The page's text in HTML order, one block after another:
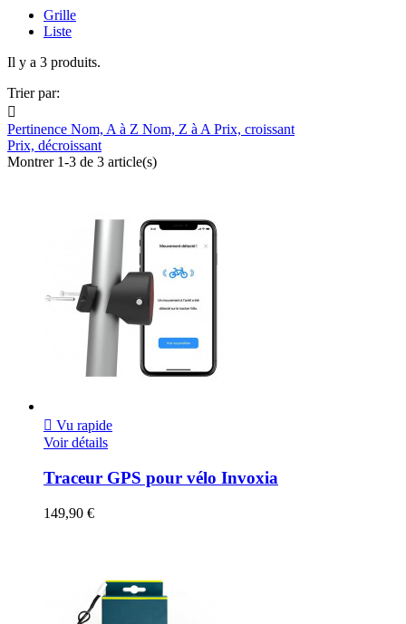
Grille
Liste
Il y a 3 produits.
Trier par:

Pertinence Nom, A à Z Nom, Z à A Prix, croissant
Prix, décroissant
Montrer 1-3 de 3 article(s)
 Vu rapide
Voir détails
Traceur GPS pour vélo Invoxia
149,90 €